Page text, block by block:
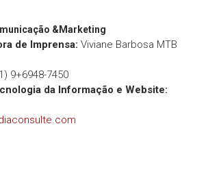
&Marketing
de Imprensa: Viviane Barbosa MTB
9+6948-7450
da Informação e Website: